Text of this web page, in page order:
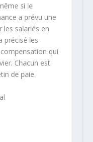
si le
a prévu une
les salariés en
précisé les
qui
Chacun est
de paie.